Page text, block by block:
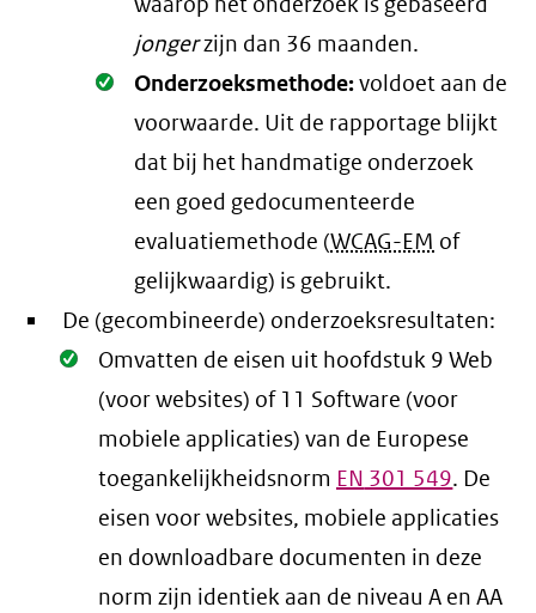
jongerzijn dan 36 maanden.
Oké.
Onderzoeksmethode:voldoet aan de
voorwaarde. Uit de rapportage blijkt
dat bij het handmatige onderzoek
een goed gedocumenteerde
evaluatiemethode (WCAG-EM of
gelijkwaardig) is gebruikt.
De (gecombineerde) onderzoeksresultaten:
Oké.
Omvatten de eisen uit hoofdstuk 9 Web
(voor websites) of 11 Software (voor
mobiele applicaties) van de Europese
toegankelijkheidsnorm EN 301 549. De
eisen voor websites, mobiele applicaties
en downloadbare documenten in deze
norm zijn identiek aan de niveau A en AA